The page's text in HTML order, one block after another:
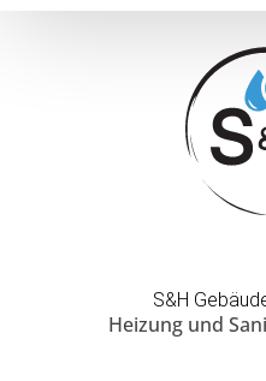
S&H
Heizung und